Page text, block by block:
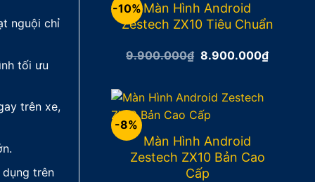
nguội chỉ
tối ưu
trên xe,
trên
-10% Màn Hình Android
Zestech ZX10 Tiêu Chuẩn
9.900.000₫ Giá
8.900.000₫Giá
-8%
Màn Hình Android
Zestech ZX10 Bản Cao
Cấp